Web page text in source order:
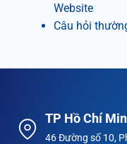
Website
Câu hỏi
TP Hồ Chí
46 Đường số 10,